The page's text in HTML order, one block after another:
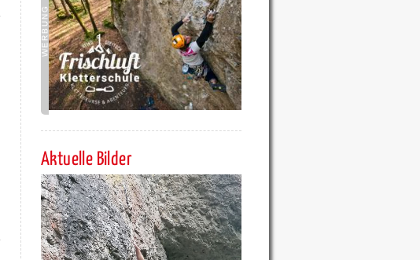
Aktuelle Bilder